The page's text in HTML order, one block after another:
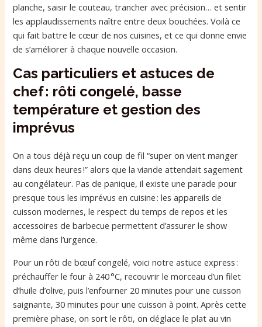
planche, saisir le couteau, trancher avec précision… et sentir
les applaudissements naître entre deux bouchées. Voilà ce
qui fait battre le cœur de nos cuisines, et ce qui donne envie
de s’améliorer à chaque nouvelle occasion.
Cas particuliers et astuces de
chef : rôti congelé, basse
température et gestion des
imprévus
On a tous déjà reçu un coup de fil “super on vient manger
dans deux heures !” alors que la viande attendait sagement
au congélateur. Pas de panique, il existe une parade pour
presque tous les imprévus en cuisine : les appareils de
cuisson modernes, le respect du temps de repos et les
accessoires de barbecue permettent d’assurer le show
même dans l’urgence.
Pour un rôti de bœuf congelé, voici notre astuce express :
préchauffer le four à 240 °C, recouvrir le morceau d’un filet
d’huile d’olive, puis l’enfourner 20 minutes pour une cuisson
saignante, 30 minutes pour une cuisson à point. Après cette
première phase, on sort le rôti, on déglace le plat au vin